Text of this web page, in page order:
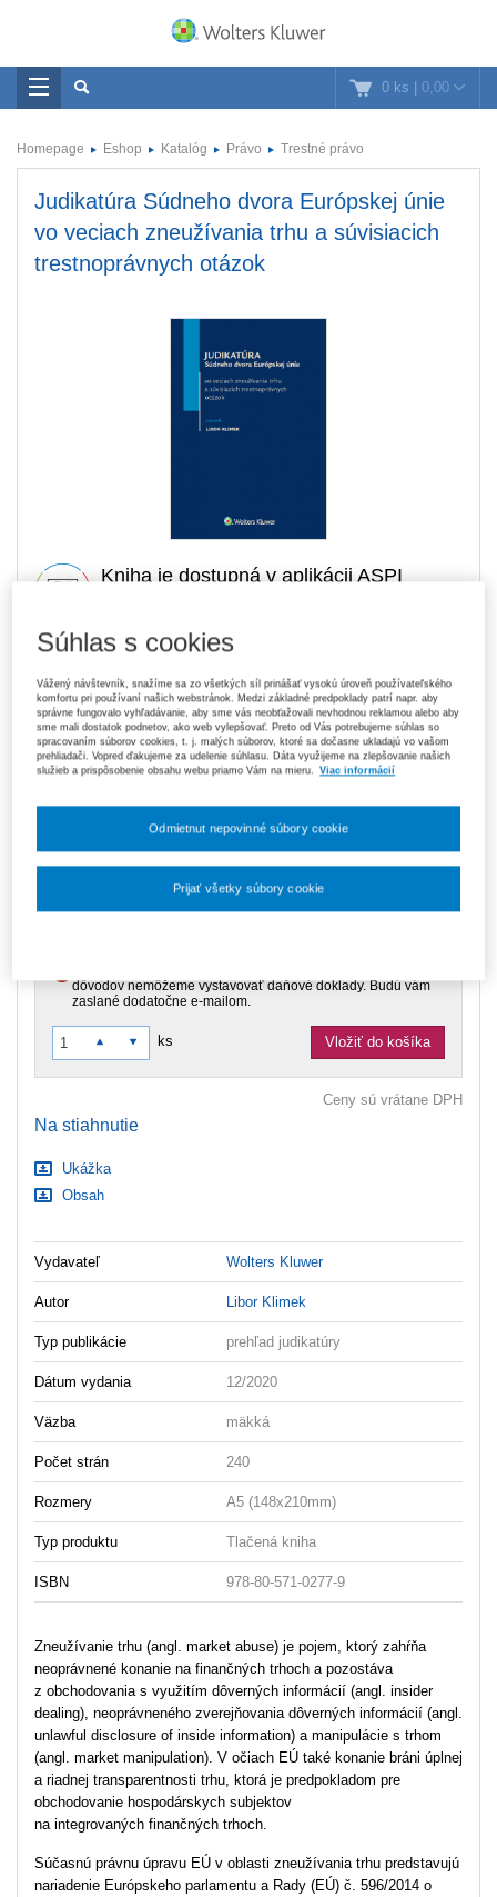
0 ks | 0,00
Homepage Eshop Katalóg Právo Trestné právo
Judikatúra Súdneho dvora Európskej únie
vo veciach zneužívania trhu a súvisiacich
trestnoprávnych otázok
Kniha je dostupná v aplikácii ASPI
21,80 €
Tlačená kniha
Na sklade- expedujeme ihneď. U vás do 3 prac. dní
119,70 €
Predplatné 6 mesiacov ASPI Akadémia
V predaji
Akadémia. Čo je ASPI Akadémia?
189,00 €
Predplatné 12 mesiacov ASPI Akadémia
dôvodov nemôžeme vystavovať daňové doklady. Budú vám
zaslané dodatočne e‑mailom.
ks Vložiť do košíka
Ceny sú vrátane DPH
Na stiahnutie
Ukážka
Obsah
Vydavateľ Wolters Kluwer
Autor Libor Klimek
Typ publikácie prehľad judikatúry
Dátum vydania 12/2020
Väzba mäkká
Počet strán 240
Rozmery A5 (148x210mm)
Typ produktu Tlačená kniha
ISBN 978-80-571-0277-9
Zneužívanie trhu (angl. market abuse) je pojem, ktorý zahŕňa
neoprávnené konanie na finančných trhoch a pozostáva
z obchodovania s využitím dôverných informácií (angl. insider
dealing), neoprávneného zverejňovania dôverných informácií (angl.
unlawful disclosure of inside information) a manipulácie s trhom
(angl. market manipulation). V očiach EÚ také konanie bráni úplnej
a riadnej transparentnosti trhu, ktorá je predpokladom pre
obchodovanie hospodárskych subjektov
na integrovaných finančných trhoch.
Súčasnú právnu úpravu EÚ v oblasti zneužívania trhu predstavujú
nariadenie Európskeho parlamentu a Rady (EÚ) č. 596/2014 o
Súhlas s cookies
Vážený návštevník, snažíme sa zo všetkých síl prinášať vysokú úroveň používateľského
komfortu pri používaní našich webstránok. Medzi základné predpoklady patrí napr. aby
správne fungovalo vyhľadávanie, aby sme vás neobťažovali nevhodnou reklamou alebo aby
sme mali dostatok podnetov, ako web vylepšovať. Preto od Vás potrebujeme súhlas so
spracovaním súborov cookies, t. j. malých súborov, ktoré sa dočasne ukladajú vo vašom
prehliadači. Vopred ďakujeme za udelenie súhlasu. Dáta využijeme na zlepšovanie našich
služieb a prispôsobenie obsahu webu priamo Vám na mieru.
Viac informácií
Odmietnut nepovinné súbory cookie
Prijať všetky súbory cookie